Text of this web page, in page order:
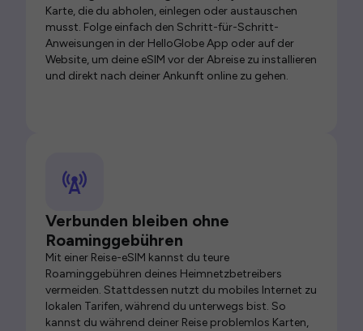
Karte, die du abholen, einlegen oder austauschen
musst. Folge einfach den Schritt-für-Schritt-
Anweisungen in der HelloGlobe App oder auf der
Website, um deine eSIM vor der Abreise zu installieren
und direkt nach deiner Ankunft online zu gehen.
Verbunden bleiben ohne
Roaminggebühren
Mit einer Reise-eSIM kannst du teure
Roaminggebühren deines Heimnetzbetreibers
vermeiden. Stattdessen nutzt du mobiles Internet zu
lokalen Tarifen, während du unterwegs bist. So
kannst du während deiner Reise problemlos Karten,